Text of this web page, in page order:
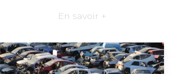
En savoir +